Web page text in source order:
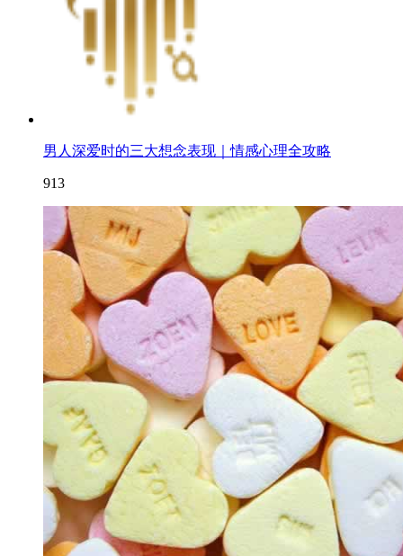
男人深爱时的三大想念表现｜情感心理全攻略
913